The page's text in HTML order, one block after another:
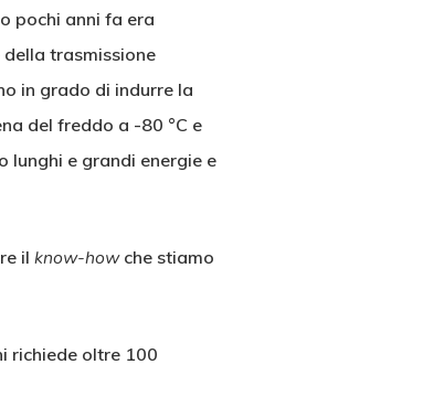
pochi anni fa era
trasmissione
in grado di indurre la
del freddo a -80 °C e
lunghi e grandi energie e
il know-howche stiamo
richiede oltre 100